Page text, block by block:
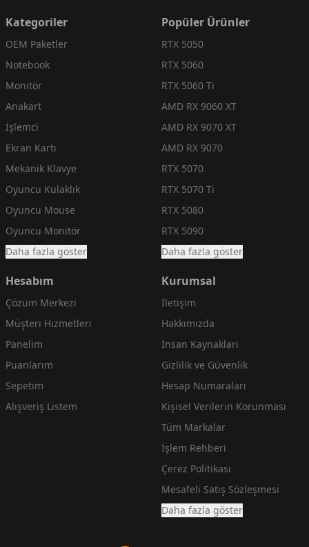
Kategoriler
OEM Paketler
Notebook
Monitör
Anakart
İşlemci
Ekran Kartı
Mekanik Klavye
Oyuncu Kulaklık
Oyuncu Mouse
Oyuncu Monitör
Daha fazla göster
Popüler Ürünler
RTX 5050
RTX 5060
RTX 5060 Ti
AMD RX 9060 XT
AMD RX 9070 XT
AMD RX 9070
RTX 5070
RTX 5070 Ti
RTX 5080
RTX 5090
Daha fazla göster
Hesabım
Çözüm Merkezi
Müşteri Hizmetleri
Panelim
Puanlarım
Sepetim
Alışveriş Listem
Kurumsal
İletişim
Hakkımızda
İnsan Kaynakları
Gizlilik ve Güvenlik
Hesap Numaraları
Kişisel Verilerin Korunması
Tüm Markalar
İşlem Rehberi
Çerez Politikası
Mesafeli Satış Sözleşmesi
Daha fazla göster